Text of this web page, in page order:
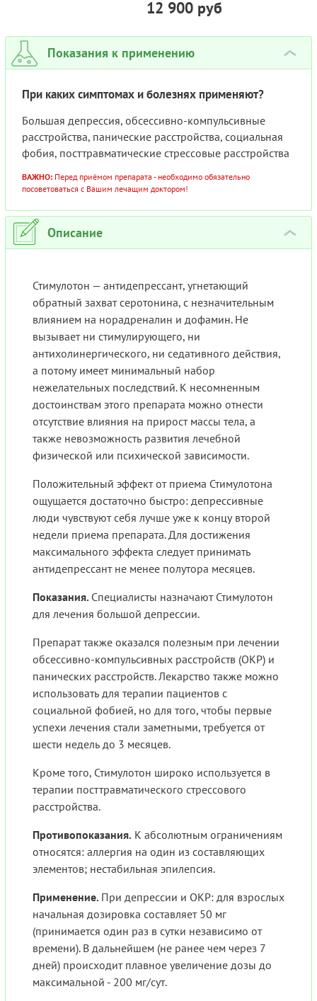
ПОЛНЫЙ АНАЛОГ) 25МГ
REVOCON ТАБЛЕТКИ
№100
12 900 руб
Показания к применению ›
При каких симптомах и болезнях применяют?
Большая депрессия, обсессивно-компульсивные
расстройства, панические расстройства, социальная
фобия, посттравматические стрессовые расстройства
ВАЖНО: Перед приёмом препарата - необходимо обязательно
посоветоваться с Вашим лечащим доктором!
Описание ›
Стимулотон — антидепрессант, угнетающий
обратный захват серотонина, с незначительным
влиянием на норадреналин и дофамин. Не
вызывает ни стимулирующего, ни
антихолинергического, ни седативного действия,
а потому имеет минимальный набор
нежелательных последствий. К несомненным
достоинствам этого препарата можно отнести
отсутствие влияния на прирост массы тела, а
также невозможность развития лечебной
физической или психической зависимости.
Положительный эффект от приема Стимулотона
ощущается достаточно быстро: депрессивные
люди чувствуют себя лучше уже к концу второй
недели приема препарата. Для достижения
максимального эффекта следует принимать
антидепрессант не менее полутора месяцев.
Показания. Специалисты назначают Стимулотон
для лечения большой депрессии.
Препарат также оказался полезным при лечении
обсессивно-компульсивных расстройств (ОКР) и
панических расстройств. Лекарство также можно
использовать для терапии пациентов с
социальной фобией, но для того, чтобы первые
успехи лечения стали заметными, требуется от
шести недель до 3 месяцев.
Кроме того, Стимулотон широко используется в
терапии посттравматического стрессового
расстройства.
Противопоказания. К абсолютным ограничениям
относятся: аллергия на один из составляющих
элементов; нестабильная эпилепсия.
Применение. При депрессии и ОКР: для взрослых
начальная дозировка составляет 50 мг
(принимается один раз в сутки независимо от
времени). В дальнейшем (не ранее чем через 7
дней) происходит плавное увеличение дозы до
максимальной - 200 мг/сут.